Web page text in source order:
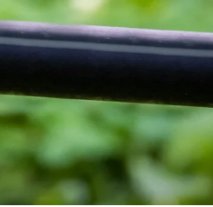
FondiarioFondiario
Fondiario
Fondiario